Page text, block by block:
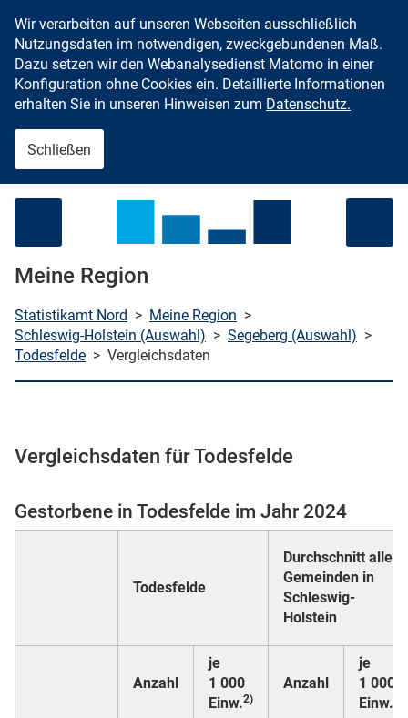
Zum Inhalt springen
Wir verarbeiten auf unseren Webseiten ausschließlich
Nutzungsdaten im notwendigen, zweckgebundenen Maß.
Dazu setzen wir den Webanalysedienst Matomo in einer
Konfiguration ohne Cookies ein. Detaillierte Informationen
erhalten Sie in unseren Hinweisen zum Datenschutz.
Schließen
Meine Region
Statistikamt Nord > Meine Region >
Schleswig-Holstein (Auswahl) > Segeberg (Auswahl) >
Todesfelde > Vergleichsdaten
Vergleichsdaten für Todesfelde
Gestorbene in Todesfelde im Jahr 2024
Todesfelde
Durchschnitt aller
Gemeinden in
Schleswig-
Holstein
Anzahl
je
1 000
Einw.2)
Anzahl
je
1 000
Einw.